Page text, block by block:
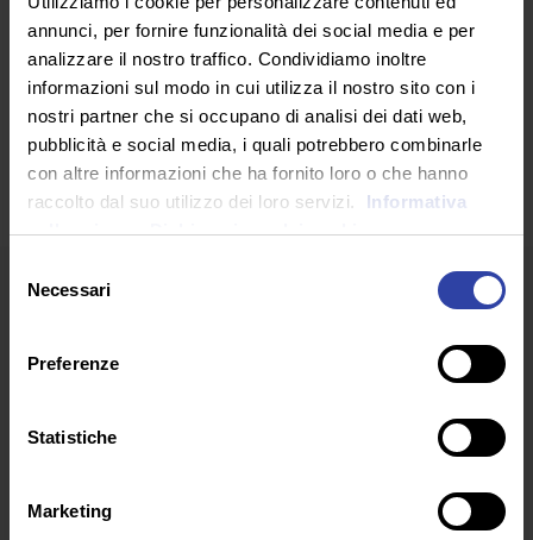
annunci, per fornire funzionalità dei social media e per
analizzare il nostro traffico. Condividiamo inoltre
informazioni sul modo in cui utilizza il nostro sito con i
nostri partner che si occupano di analisi dei dati web,
pubblicità e social media, i quali potrebbero combinarle
con altre informazioni che ha fornito loro o che hanno
raccolto dal suo utilizzo dei loro servizi.
Informativa
sulla privacy. Dichiarazione dei cookie
delNecessari
Preferenze
Statistiche
Marketing
SEGUICI SU
ARTICOLI RECENTI